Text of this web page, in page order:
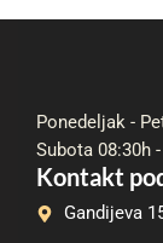
Ponedeljak -
Subota 08:30h
Kontakt
Gandijeva